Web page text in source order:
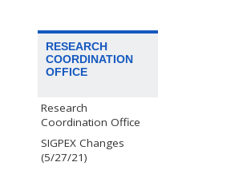
RESEARCH
COORDINATION
OFFICE
Research
Coordination Office
SIGPEX Changes
(5/27/21)